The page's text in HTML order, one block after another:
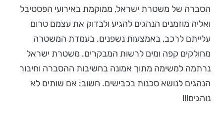
הסברה של משטרת ישראל, ממוקמת באירועי הפסטיבל
ואליה מוזמנים הנהגים להגיע ולבדוק את עצמם טרום
עלייתם לרכב, באמצעות נשפנים. בעמדת המשטרה
מחולקים קפה ומים לרשות המבקרים. משטרת ישראל
נרתמה למשימה מתוך אמונה בחשיבות ההסברה וחיבור
הנהגים לנושא סכנות בכבישים. חשוב: אם שותים לא
נוהגים!!!